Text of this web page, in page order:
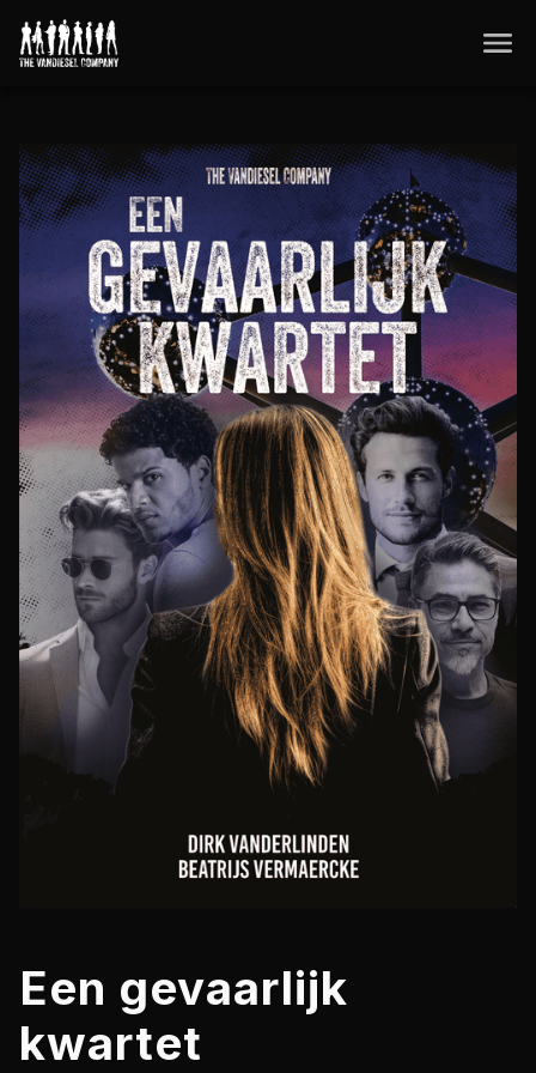
Een gevaarlijk
kwartet